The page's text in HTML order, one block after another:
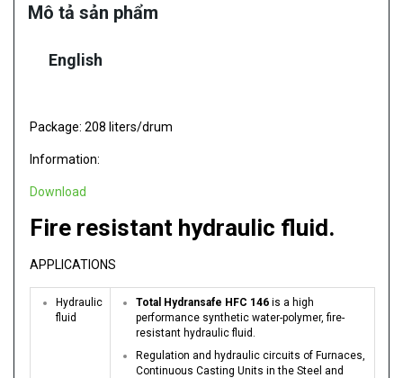
Mô tả sản phẩm
English
Package: 208 liters/drum
Information:
Download
Fire resistant hydraulic fluid.
APPLICATIONS
Hydraulic
fluid
Total Hydransafe HFC 146 is a high
performance synthetic water-polymer, fire-
resistant hydraulic fluid.
Regulation and hydraulic circuits of Furnaces,
Continuous Casting Units in the Steel and